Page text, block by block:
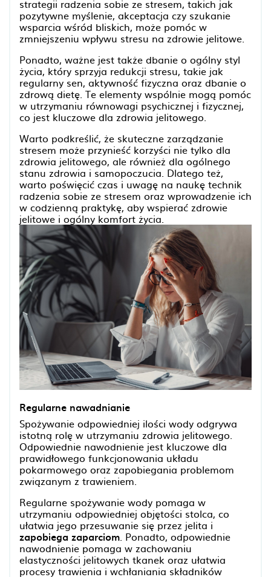
strategii radzenia sobie ze stresem, takich jak
pozytywne myślenie, akceptacja czy szukanie
wsparcia wśród bliskich, może pomóc w
zmniejszeniu wpływu stresu na zdrowie jelitowe.
Ponadto, ważne jest także dbanie o ogólny styl
życia, który sprzyja redukcji stresu, takie jak
regularny sen, aktywność fizyczna oraz dbanie o
zdrową dietę. Te elementy wspólnie mogą pomóc
w utrzymaniu równowagi psychicznej i fizycznej,
co jest kluczowe dla zdrowia jelitowego.
Warto podkreślić, że skuteczne zarządzanie
stresem może przynieść korzyści nie tylko dla
zdrowia jelitowego, ale również dla ogólnego
stanu zdrowia i samopoczucia. Dlatego też,
warto poświęcić czas i uwagę na naukę technik
radzenia sobie ze stresem oraz wprowadzenie ich
w codzienną praktykę, aby wspierać zdrowie
jelitowe i ogólny komfort życia.
Regularne nawadnianie
Spożywanie odpowiedniej ilości wody odgrywa
istotną rolę w utrzymaniu zdrowia jelitowego.
Odpowiednie nawodnienie jest kluczowe dla
prawidłowego funkcjonowania układu
pokarmowego oraz zapobiegania problemom
związanym z trawieniem.
Regularne spożywanie wody pomaga w
utrzymaniu odpowiedniej objętości stolca, co
ułatwia jego przesuwanie się przez jelita i
zapobiega zaparciom . Ponadto, odpowiednie
nawodnienie pomaga w zachowaniu
elastyczności jelitowych tkanek oraz ułatwia
procesy trawienia i wchłaniania składników